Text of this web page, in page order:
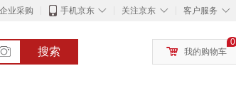
企业采购 ◇
手机京东 ◇
关注京东 ◇
客户服务
搜索
0
我的购物车